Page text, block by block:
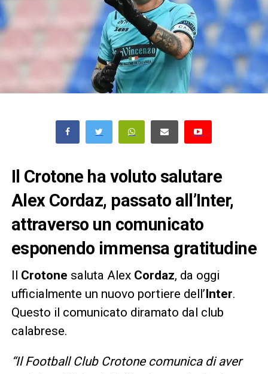
Il Crotone ha voluto salutare
Alex Cordaz, passato all’Inter,
attraverso un comunicato
esponendo immensa gratitudine
Il Crotone saluta Alex Cordaz, da oggi
ufficialmente un nuovo portiere dell’Inter.
Questo il comunicato diramato dal club
calabrese.
“Il Football Club Crotone comunica di aver